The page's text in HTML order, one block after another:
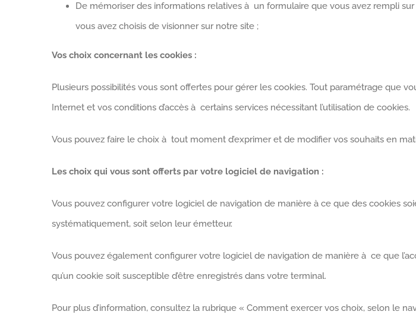
De mémoriser des informations relatives à un formulaire que vous avez rempli
vous avez choisis de visionner sur notre site ;
Vos choix concernant les cookies :
Plusieurs possibilités vous sont offertes pour gérer les cookies. Tout paramétrage que
Internet et vos conditions d’accès à certains services nécessitant l’utilisation de cookies.
Vous pouvez faire le choix à tout moment d’exprimer et de modifier vos souhaits en
Les choix qui vous sont offerts par votre logiciel de navigation :
Vous pouvez configurer votre logiciel de navigation de manière à ce que des cookies
systématiquement, soit selon leur émetteur.
Vous pouvez également configurer votre logiciel de navigation de manière à ce que
qu’un cookie soit susceptible d’être enregistrés dans votre terminal.
Pour plus d’information, consultez la rubrique « Comment exercer vos choix, selon le